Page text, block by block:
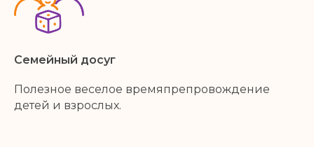
Семейный досуг
Полезное веселое времяпрепровождение
детей и взрослых.